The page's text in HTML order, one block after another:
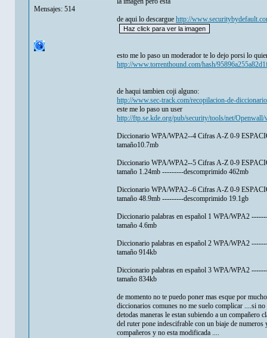
Mensajes: 514
de aqui lo descargue http://
esto me lo paso un moderador te lo dejo porsi lo
http://www.torrenthound.com/hash/
de haqui tambien coji alguno:
http://www.sec-track.com/recopilacion-de-
este me lo paso un user
http://ftp.se.kde.org/pub/security/tools/net/
Diccionario WPA/WPA2--4 Cifras A-Z 0-9
tamaño10.7mb
Diccionario WPA/WPA2--5 Cifras A-Z 0-9
tamaño 1.24mb ---------descomprimido 462mb
Diccionario WPA/WPA2--6 Cifras A-Z 0-9
tamaño 48.9mb ---------descomprimido 19.1gb
Diccionario palabras en español 1 WPA/WPA2
tamaño 4.6mb
Diccionario palabras en español 2 WPA/WPA2
tamaño 914kb
Diccionario palabras en español 3 WPA/WPA2
tamaño 834kb
de momento no te puedo poner mas esque por
diccionarios comunes no me suelo complicar ....si
detodas maneras le estan subiendo a un compañero
del ruter pone indescifrable con un biaje de numeros
compañeros y no esta modificada ....